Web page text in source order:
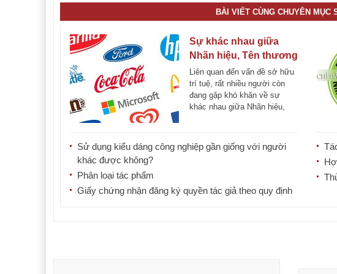
BÀI VIẾT CÙNG CHUYÊN MỤC
Sự khác nhau giữa
Nhãn hiệu, Tên thương
mại và Chỉ dẫn địa lý
Liên quan đến vấn đề sở hữu
trí tuệ, rất nhiều người còn
đang gặp khó khăn về sự
khác nhau giữa Nhãn hiệu,
Sử dụng kiểu dáng công nghiệp gần giống với người
khác được không?
Phân loại tác phẩm
Giấy chứng nhận đăng ký quyền tác giả theo quy định